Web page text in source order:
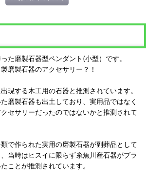
た磨製石器型ペンダント(小型）です。
磨製石器のアクセサリー？！
現する木工用の石器と推測されています。
磨製石器も出土しており、実用品ではなく
セサリーだったのではないかと推測されて
で作られた実用の磨製石器が副葬品として
当時はヒスイに限らず糸魚川産石器がブラ
ことが推測されています。